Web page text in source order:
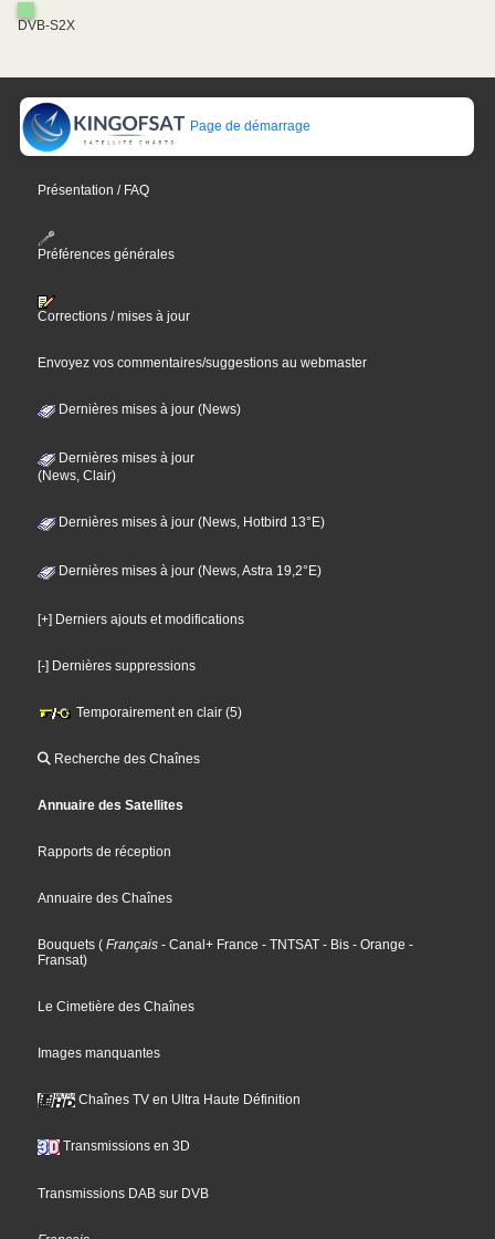
DVB-S2X
Page de démarrage
Présentation / FAQ
Préférences générales
Corrections / mises à jour
Envoyez vos commentaires/suggestions au webmaster
Dernières mises à jour (News)
Dernières mises à jour
(News, Clair)
Dernières mises à jour (News, Hotbird 13°E)
Dernières mises à jour (News, Astra 19,2°E)
[+] Derniers ajouts et modifications
[-] Dernières suppressions
Temporairement en clair (5)
Recherche des Chaînes
Annuaire des Satellites
Rapports de réception
Annuaire des Chaînes
Bouquets ( Français - Canal+ France - TNTSAT - Bis - Orange -
Fransat)
Le Cimetière des Chaînes
Images manquantes
Chaînes TV en Ultra Haute Définition
Transmissions en 3D
Transmissions DAB sur DVB